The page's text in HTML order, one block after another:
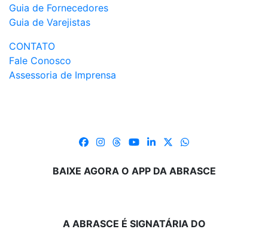
Guia de Fornecedores
Guia de Varejistas
CONTATO
Fale Conosco
Assessoria de Imprensa
BAIXE AGORA O APP DA ABRASCE
A ABRASCE É SIGNATÁRIA DO